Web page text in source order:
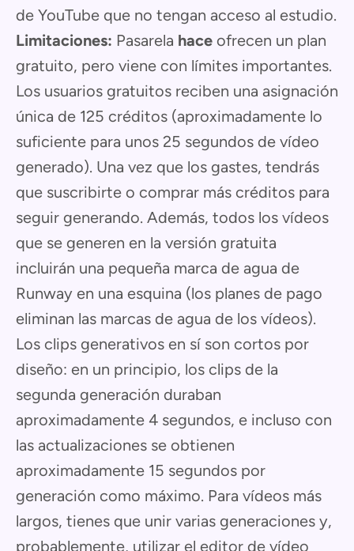
de YouTube que no tengan acceso al estudio.
Limitaciones: Pasarela hace ofrecen un plan
gratuito, pero viene con límites importantes.
Los usuarios gratuitos reciben una asignación
única de 125 créditos (aproximadamente lo
suficiente para unos 25 segundos de vídeo
generado). Una vez que los gastes, tendrás
que suscribirte o comprar más créditos para
seguir generando. Además, todos los vídeos
que se generen en la versión gratuita
incluirán una pequeña marca de agua de
Runway en una esquina (los planes de pago
eliminan las marcas de agua de los vídeos).
Los clips generativos en sí son cortos por
diseño: en un principio, los clips de la
segunda generación duraban
aproximadamente 4 segundos, e incluso con
las actualizaciones se obtienen
aproximadamente 15 segundos por
generación como máximo. Para vídeos más
largos, tienes que unir varias generaciones y,
probablemente, utilizar el editor de vídeo